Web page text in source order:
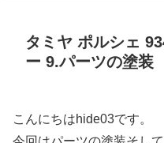
タミヤ ポルシェ
ー 9.パーツの塗装
こんにちはhide03です。